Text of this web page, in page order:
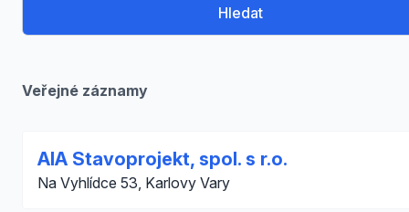
Hledat
Veřejné záznamy
AIA Stavoprojekt, spol. s r.o.
Na Vyhlídce 53, Karlovy Vary